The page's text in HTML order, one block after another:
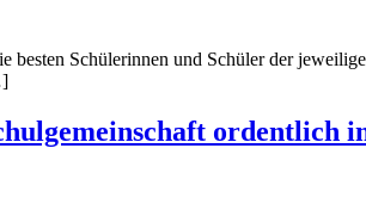
besten Schülerinnen und Schüler der
ordentlich